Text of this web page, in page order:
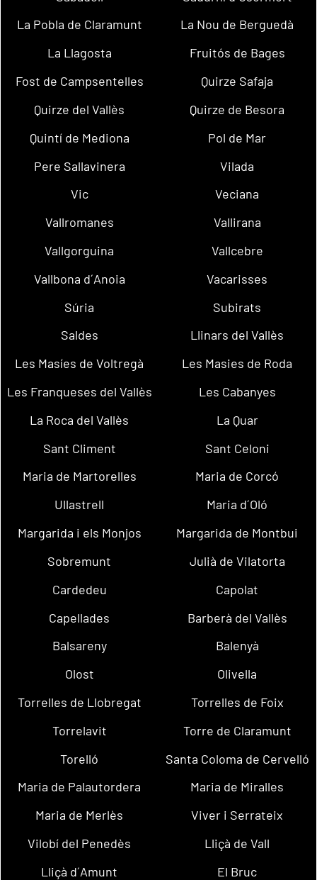
La Pobla de Claramunt
La Nou de Berguedà
La Llagosta
Fruitós de Bages
Fost de Campsentelles
Quirze Safaja
Quirze del Vallès
Quirze de Besora
Quintí de Mediona
Pol de Mar
Pere Sallavinera
Vilada
Vic
Veciana
Vallromanes
Vallirana
Vallgorguina
Vallcebre
Vallbona d´Anoia
Vacarisses
Súria
Subirats
Saldes
Llinars del Vallès
Les Masíes de Voltregà
Les Masies de Roda
Les Franqueses del Vallès
Les Cabanyes
La Roca del Vallès
La Quar
Sant Climent
Sant Celoni
Maria de Martorelles
Maria de Corcó
Ullastrell
Maria d´Oló
Margarida i els Monjos
Margarida de Montbui
Sobremunt
Julià de Vilatorta
Cardedeu
Capolat
Capellades
Barberà del Vallès
Balsareny
Balenyà
Olost
Olivella
Torrelles de Llobregat
Torrelles de Foix
Torrelavit
Torre de Claramunt
Torelló
Santa Coloma de Cervelló
Maria de Palautordera
Maria de Miralles
Maria de Merlès
Viver i Serrateix
Vilobí del Penedès
Lliçà de Vall
Lliçà d´Amunt
El Bruc